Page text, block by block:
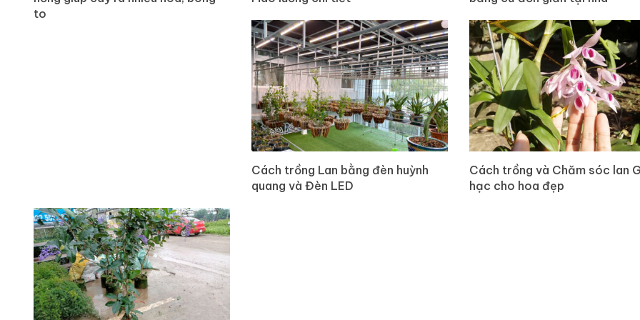
to
Cách trồng Lan bằng đèn huỳnh
quang và Đèn LED
Cách trồng và Chăm sóc lan
hạc cho hoa đẹp